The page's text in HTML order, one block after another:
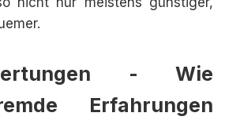
- Wie
Erfahrungen